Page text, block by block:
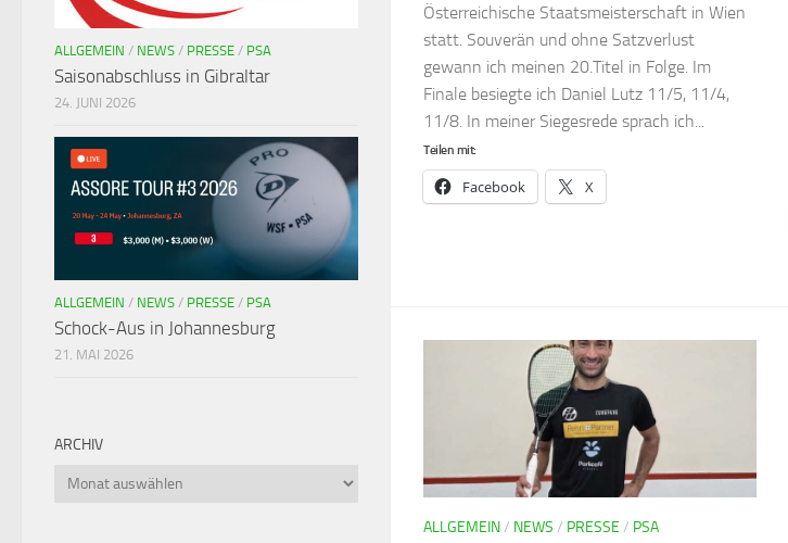
Österreichische Staatsmeisterschaft in Wien
statt. Souverän und ohne Satzverlust
gewann ich meinen 20.Titel in Folge. Im
Finale besiegte ich Daniel Lutz 11/5, 11/4,
11/8. In meiner Siegesrede sprach ich...
Teilen mit:
Facebook X
ALLGEMEIN/ NEWS / PRESSE / PSA
ALLGEMEIN / NEWS / PRESSE / PSA
Saisonabschluss in Gibraltar
24. JUNI 2026
ALLGEMEIN / NEWS / PRESSE / PSA
Schock-Aus in Johannesburg
21. MAI 2026
ARCHIV